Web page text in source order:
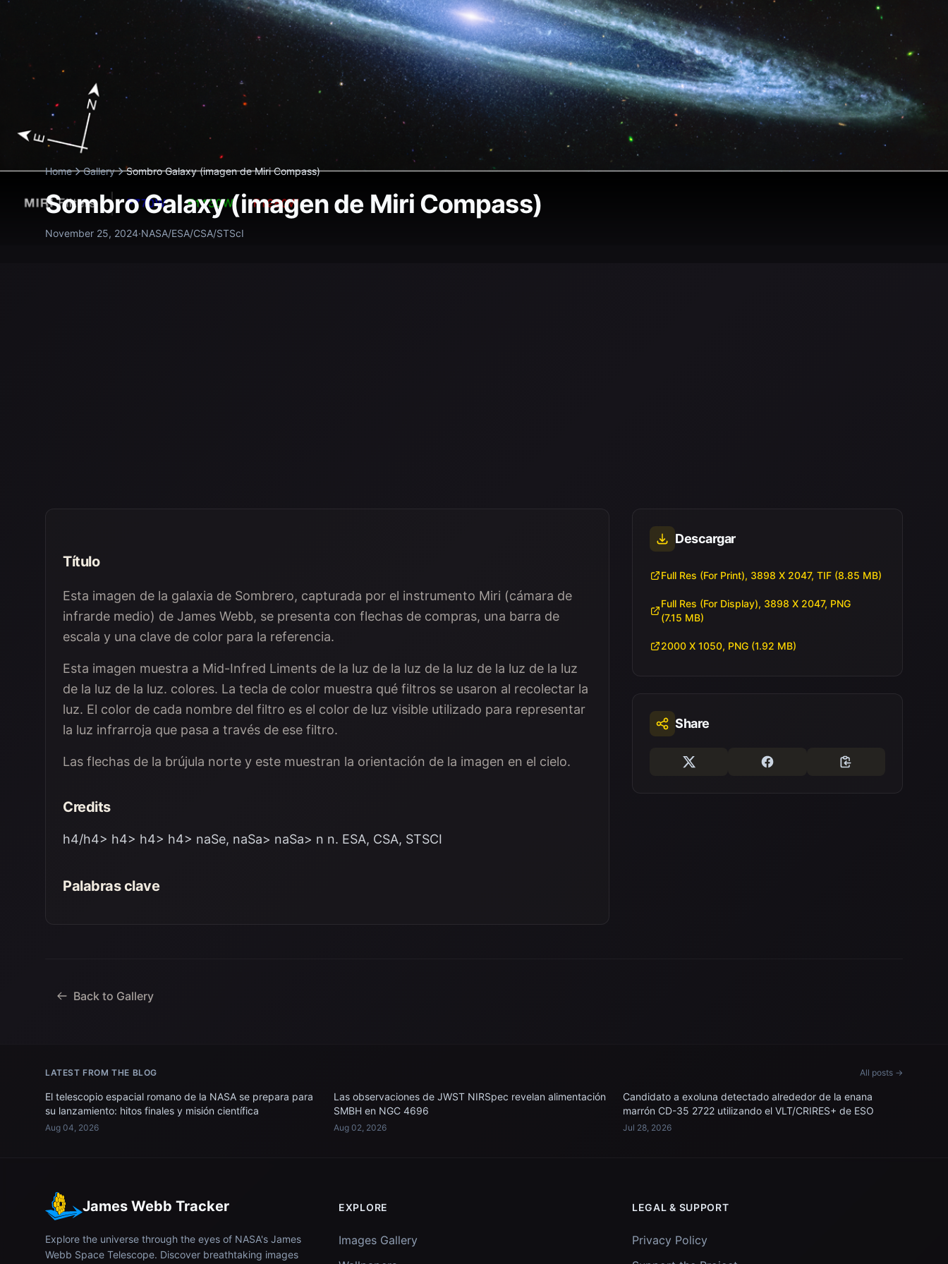
Home Gallery Sombro Galaxy (imagen de Miri Compass)
Sombro Galaxy (imagen de Miri Compass)
November 25, 2024·NASA/ESA/CSA/STScI
Título
Esta imagen de la galaxia de Sombrero, capturada por el instrumento Miri (cámara de
infrarde medio) de James Webb, se presenta con flechas de compras, una barra de
escala y una clave de color para la referencia.
Esta imagen muestra a Mid-Infred Liments de la luz de la luz de la luz de la luz de la luz
de la luz de la luz. colores. La tecla de color muestra qué filtros se usaron al recolectar la
luz. El color de cada nombre del filtro es el color de luz visible utilizado para representar
la luz infrarroja que pasa a través de ese filtro.
Las flechas de la brújula norte y este muestran la orientación de la imagen en el cielo.
Credits
h4/h4> h4> h4> h4> naSe, naSa> naSa> n n. ESA, CSA, STSCI
Palabras clave
Descargar
Full Res (For Print), 3898 X 2047, TIF (8.85 MB)
Full Res (For Display), 3898 X 2047, PNG
(7.15 MB)
2000 X 1050, PNG (1.92 MB)
Share
Back to Gallery
LATEST FROM THE BLOG All posts →
El telescopio espacial romano de la NASA se prepara para
su lanzamiento: hitos finales y misión científica
Aug 04, 2026
Las observaciones de JWST NIRSpec revelan alimentación
SMBH en NGC 4696
Aug 02, 2026
Candidato a exoluna detectado alrededor de la enana
marrón CD-35 2722 utilizando el VLT/CRIRES+ de ESO
Jul 28, 2026
James Webb Tracker
Explore the universe through the eyes of NASA's James
Webb Space Telescope. Discover breathtaking images
EXPLORE
Images Gallery
LEGAL & SUPPORT
Privacy Policy